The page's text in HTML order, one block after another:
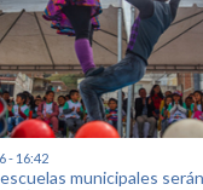
- 16:42
municipales